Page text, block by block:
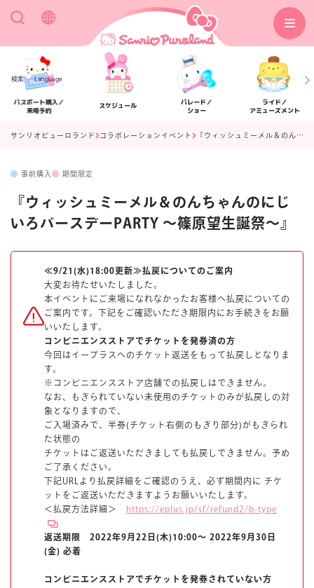
検索 Language
パスポート購入／
来場予約
スケジュール
パレード／
ショー
ライド／
アミューズメント
楽しみ方 サービスガイド
よくあるご質問
サンリオピューロランド コラボレーションイベント 『ウィッシュミーメル＆のんちゃんのにじいろバースデーPARTY ～篠原望生誕祭～』
事前購入 期間限定
『ウィッシュミーメル＆のんちゃんのにじ
いろバースデーPARTY ～篠原望生誕祭～』
≪9/21(水)18:00更新≫払戻についてのご案内
大変お待たせいたしました。
本イベントにご来場になれなかったお客様へ払戻についての
ご案内です。下記をご確認いただき期限内にお手続きをお願
いいたします。
コンビニエンスストアでチケットを発券済の方
今回はイープラスへのチケット返送をもって払戻しとなりま
す。
※コンビニエンスストア店舗での払戻しはできません。
なお、もぎられていない未使用のチケットのみが払戻しの対
象となりますので、
ご入場済みで、半券(チケット右側のもぎり部分)がもぎられ
た状態の
チケットはご返送いただきましても払戻しできません。予め
ご了承ください。
下記URLより払戻詳細をご確認のうえ、必ず期間内に チケ
ットをご返送いただきますようお願いいたします。
＜払戻方法詳細＞
https://eplus.jp/sf/refund2/b-type
返送期限 2022年9月22日(木)10:00～ 2022年9月30日
(金) 必着
コンビニエンスストアでチケットを発券されていない方